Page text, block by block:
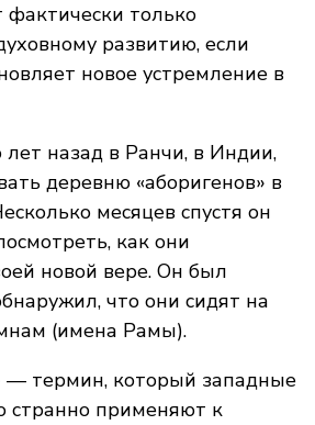
только
развитию, если
новое устремление в
назад в Ранчи, в Индии,
деревню «аборигенов» в
месяцев спустя он
как они
новой вере. Он был
что они сидят на
(имена Рамы).
— термин, который западные
странно применяют к